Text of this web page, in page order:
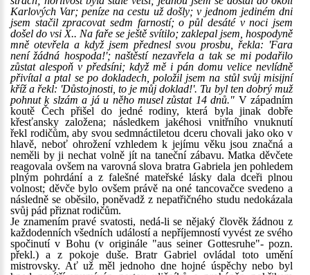
Karlových Var; peníze na cestu už došly; v jednom jediném dni
jsem stačil zpracovat sedm farností; o půl desáté v noci jsem
došel do vsi X.. Na faře se ještě svítilo; zaklepal jsem, hospodyně
mně otevřela a když jsem přednesl svou prosbu, řekla: 'Fara
není žádná hospoda!'; naštěstí nezavřela a tak se mi podařilo
zůstat alespoň v předsíni; když mě i pán domu velice nevlídně
přivítal a ptal se po dokladech, položil jsem na stůl svůj misijní
kříž a řekl: 'Důstojnosti, to je můj doklad!'. Tu byl ten dobrý muž
pohnut k slzám a já u něho musel zůstat 14 dnů." V západním
koutě Čech přišel do jedné rodiny, která byla jinak dobře
křesťansky založena; následkem jakéhosi vnitřního vnuknutí
řekl rodičům, aby svou sedmnáctiletou dceru chovali jako oko v
hlavě, neboť ohrožení vzhledem k jejímu věku jsou značná a
neměli by ji nechat volně jít na taneční zábavu. Matka děvčete
reagovala ovšem na varovná slova bratra Gabriela jen pohledem
plným pohrdání a z falešné mateřské lásky dala dceři plnou
volnost; děvče bylo ovšem právě na oné tancovačce svedeno a
následně se oběsilo, poněvadž z nepatřičného studu nedokázala
svůj pád přiznat rodičům.
Je znamením pravé svatosti, nedá-li se nějaký člověk žádnou z
každodenních všedních událostí a nepříjemností vyvést ze svého
spočinutí v Bohu (v originále "aus seiner Gottesruhe"- pozn.
překl.) a z pokoje duše. Bratr Gabriel ovládal toto umění
mistrovsky. Ať už měl jednoho dne hojné úspěchy nebo byl